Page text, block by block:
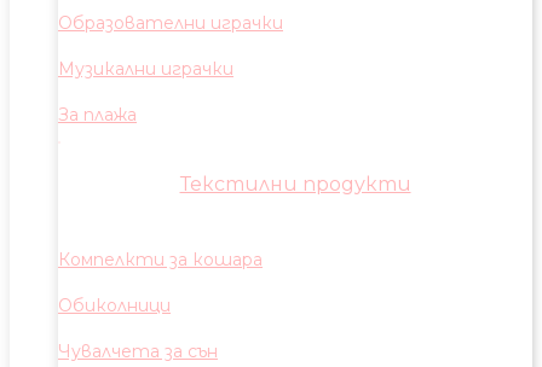
Образователни играчки
Музикални играчки
За плажа
Текстилни продукти
Компелкти за кошара
Обиколници
Чувалчета за сън